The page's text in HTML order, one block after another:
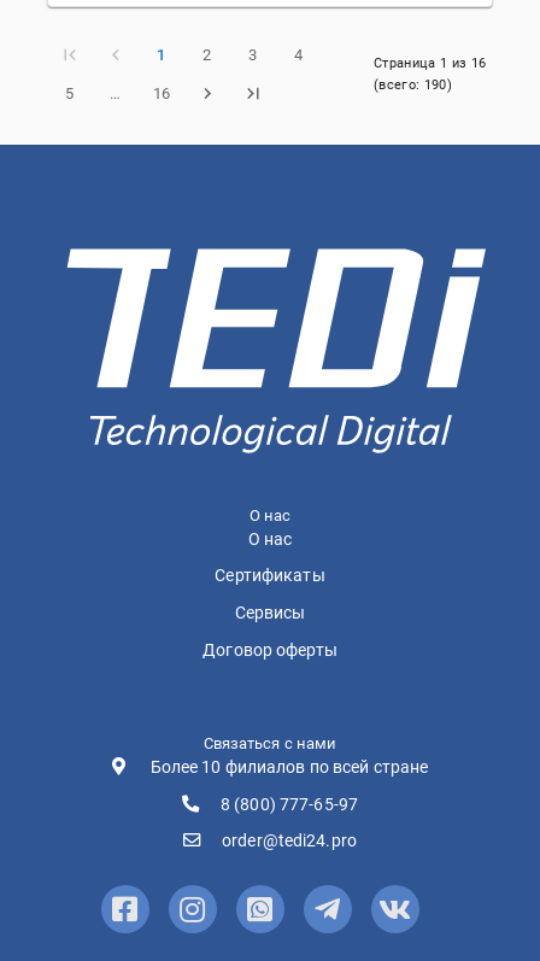
1 2 3 4
5 … 16
Страница 1 из 16
(всего: 190)
О нас
О нас
Сертификаты
Сервисы
Договор оферты
Связаться с нами
Более 10 филиалов по всей стране
8 (800) 777-65-97
order@tedi24.pro